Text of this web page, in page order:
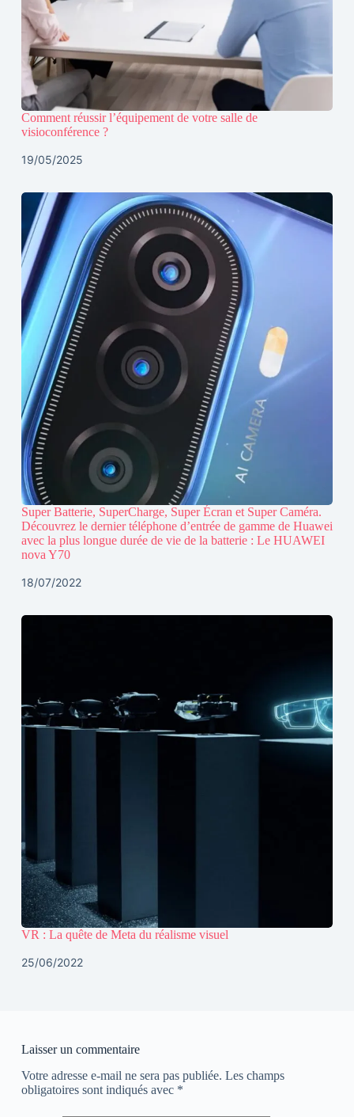
Comment réussir l’équipement de votre salle de
visioconférence ?
19/05/2025
Super Batterie, SuperCharge, Super Écran et Super Caméra.
Découvrez le dernier téléphone d’entrée de gamme de Huawei
avec la plus longue durée de vie de la batterie : Le HUAWEI
nova Y70
18/07/2022
VR : La quête de Meta du réalisme visuel
25/06/2022
Laisser un commentaire
Votre adresse e-mail ne sera pas publiée. Les champs
obligatoires sont indiqués avec *